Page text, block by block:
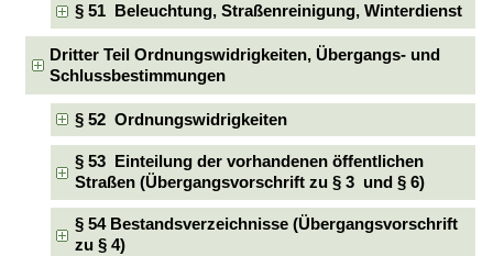
§ 51 Beleuchtung, Straßenreinigung, Winterdienst
Dritter Teil Ordnungswidrigkeiten, Übergangs- und
Schlussbestimmungen
§ 52 Ordnungswidrigkeiten
§ 53 Einteilung der vorhandenen öffentlichen
Straßen (Übergangsvorschrift zu § 3 und § 6)
§ 54 Bestandsverzeichnisse (Übergangsvorschrift
zu § 4)